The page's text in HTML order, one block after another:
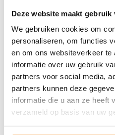
Deze website maakt gebruik
We gebruiken cookies om
personaliseren, om functies
en om ons websiteverkeer
informatie over uw gebruik
partners voor social media,
partners kunnen deze
informatie die u aan ze heeft
verzameld op basis van uw
Arbo en Veiligheid
Werken met vorkhef- en
Werken met een
Veilig aanslaan van
Veilig werken langs de